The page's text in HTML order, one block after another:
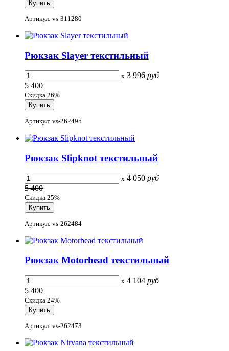
Артикул: vs-311280
Рюкзак Slayer текстильный
x 3 996 руб
5 400
Скидка 26%
Артикул: vs-262495
Рюкзак Slipknot текстильный
x 4 050 руб
5 400
Скидка 25%
Артикул: vs-262484
Рюкзак Motorhead текстильный
x 4 104 руб
5 400
Скидка 24%
Артикул: vs-262473